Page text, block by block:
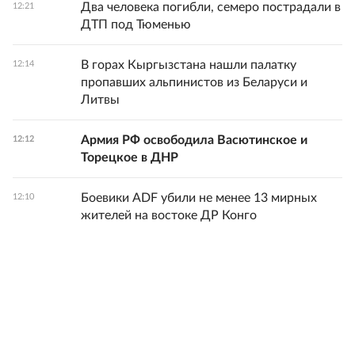
12:21
Два человека погибли, семеро пострадали в
ДТП под Тюменью
12:14
В горах Кыргызстана нашли палатку
пропавших альпинистов из Беларуси и
Литвы
12:12
Армия РФ освободила Васютинское и
Торецкое в ДНР
12:10
Боевики ADF убили не менее 13 мирных
жителей на востоке ДР Конго